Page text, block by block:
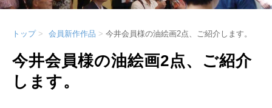
トップ 会員新作作品 今井会員様の油絵画2点、ご紹介します。
今井会員様の油絵画2点、ご紹介
します。